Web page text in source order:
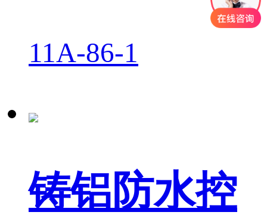
11A-86-1
铸铝防水控